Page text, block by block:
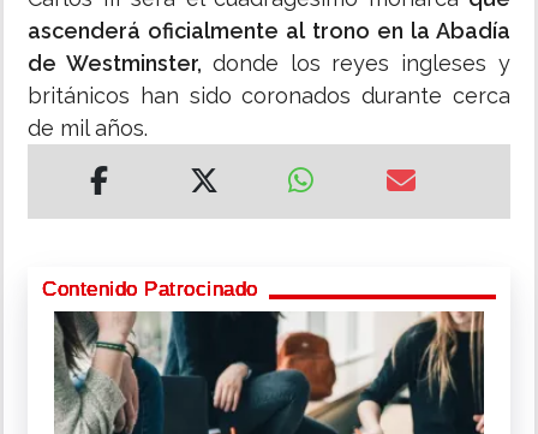
ascenderá oficialmente al trono en la Abadía
de Westminster, donde los reyes ingleses y
británicos han sido coronados durante cerca
de mil años.
Contenido Patrocinado